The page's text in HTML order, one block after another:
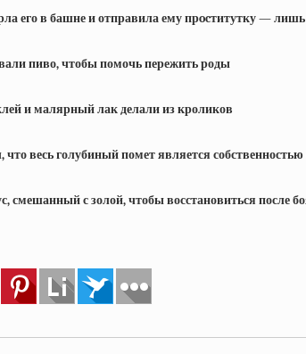
его в башне и отправила ему прocтитутку —
пиво, чтобы помочь пережить роды
и малярный лак делали из кроликов
весь голубиный помет является
смешанный с золой, чтобы восстановиться после